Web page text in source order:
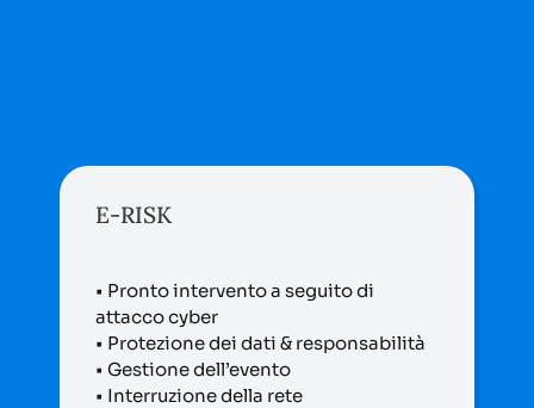
STARTUP
tuo coraggio e pronti a scegliere il
giusto partner per coprirti le spalle.
Leggi di più
E-RISK
• Pronto intervento a seguito di
attacco cyber
• Protezione dei dati & responsabilità
• Gestione dell’evento
• Interruzione della rete